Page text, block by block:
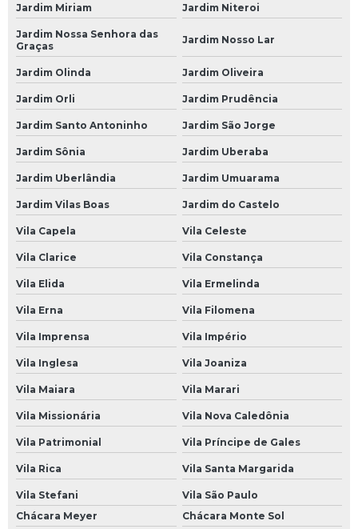
Revisão Veicular em São Paulo
Revisão Veicular em SP
Revisão Veicular na Avenida do Estado
Revisão Veicular na Paulista
Revisão Veicular na Zona Leste
Revisão Veicular na Zona Norte
Revisão Veicular na Zona Oeste
Revisão Veicular na Zona Sul
Revisão Veicular no Morumbi
Suspensão para Carros
Suspensão a Ar Carro
Suspensão Carro Antigo
Suspensão Carro de Arrancada
Suspensão Carro de Corrida
Suspensão Carro Francês
Suspensão Carro Importado
Suspensão Carro Manutenção
Jardim Miriam Jardim Niteroi
Jardim Nossa Senhora das
Graças
Jardim Nosso Lar
Jardim Olinda Jardim Oliveira
Jardim Orli Jardim Prudência
Jardim Santo Antoninho Jardim São Jorge
Jardim Sônia Jardim Uberaba
Jardim Uberlândia Jardim Umuarama
Jardim Vilas Boas Jardim do Castelo
Vila Capela Vila Celeste
Vila Clarice Vila Constança
Vila Elida Vila Ermelinda
Vila Erna Vila Filomena
Vila Imprensa Vila Império
Vila Inglesa Vila Joaniza
Vila Maiara Vila Marari
Vila Missionária Vila Nova Caledônia
Vila Patrimonial Vila Príncipe de Gales
Vila Rica Vila Santa Margarida
Vila Stefani
Vila São Paulo
Chácara Meyer
Chácara Monte Sol